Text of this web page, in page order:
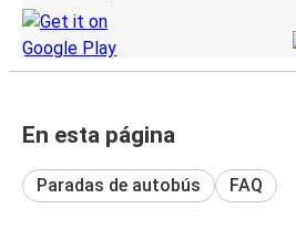
En esta página
Paradas de autobús FAQ